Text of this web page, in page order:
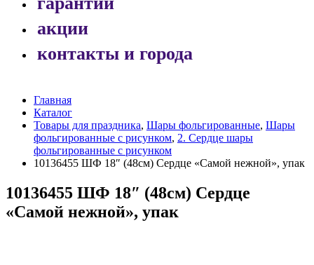
акции
контакты и города
Главная
Каталог
Товары для праздника, Шары фольгированные, Шары
фольгированные с рисунком, 2. Сердце шары
фольгированные с рисунком
10136455 ШФ 18″ (48см) Сердце «Самой нежной», упак
10136455 ШФ 18″ (48см) Сердце
«Самой нежной», упак